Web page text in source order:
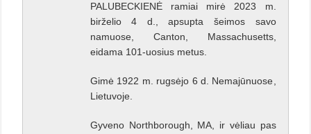
PALUBECKIENĖ ramiai mirė 2023 m.
birželio 4 d., apsupta šeimos savo
namuose, Canton, Massachusetts,
eidama 101-uosius metus.
Gimė 1922 m. rugsėjo 6 d. Nemajūnuose,
Lietuvoje.
Gyveno Northborough, MA, ir vėliau pas